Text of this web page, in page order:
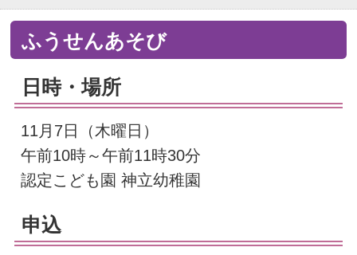
ふうせんあそび
日時・場所
11月7日（木曜日）
午前10時～午前11時30分
認定こども園 神立幼稚園
申込